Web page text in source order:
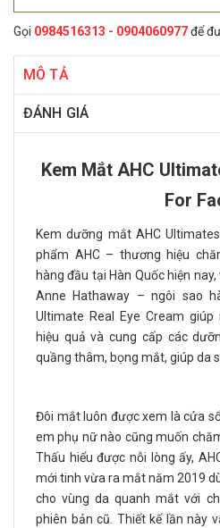
Gọi 0984516313 - 0904060977để
MÔ TẢ
ĐÁNH GIÁ
Kem Mắt AHC
For
Kem dưỡng mắt AHC
phẩm AHC – thương hiệu
hàng đầu tại Hàn Quốc hiện
Anne Hathaway – ngôi sao
Ultimate Real Eye Cream
hiệu quả và cung cấp các
quầng thâm, bọng mắt, giúp da
Đôi mắt luôn được xem là cửa
em phụ nữ nào cũng muốn
Thấu hiểu được nỗi lòng ấy,
mới tinh vừa ra mắt năm 2019
cho vùng da quanh mắt với
phiên bản cũ. Thiết kế lần này